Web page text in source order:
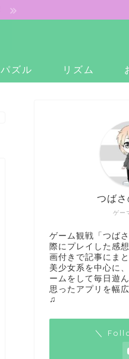
パズル リズム
ゲー
つば
ゲーム観戦「つば
際にプレイした感
画付きで記事にま
美少女系を中心に
ームをして毎日遊
思ったアプリを幅
♫
＼